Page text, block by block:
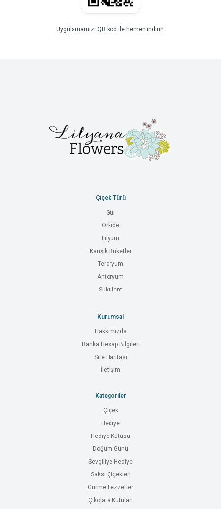
Uygulamamızı QR kod ile hemen indirin.
Çiçek Türü
Gül
Orkide
Lilyum
Karışık Buketler
Teraryum
Antoryum
Sukulent
Kurumsal
Hakkımızda
Banka Hesap Bilgileri
Site Haritası
İletişim
Kategoriler
Çiçek
Hediye
Hediye Kutusu
Doğum Günü
Sevgiliye Hediye
Saksı Çiçekleri
Gurme Lezzetler
Çikolata Kutuları